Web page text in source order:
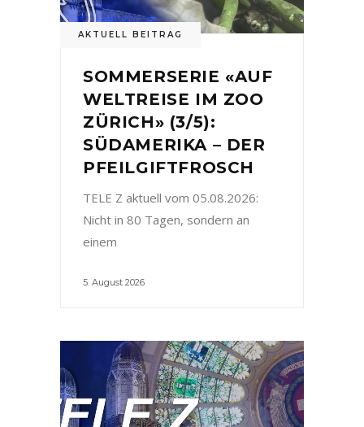
AKTUELL BEITRAG
SOMMERSERIE «AUF
WELTREISE IM ZOO
ZÜRICH» (3/5):
SÜDAMERIKA – DER
PFEILGIFTFROSCH
TELE Z aktuell vom 05.08.2026:
Nicht in 80 Tagen, sondern an
einem
5. August 2026